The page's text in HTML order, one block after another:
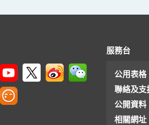
服務台
公用表格
聯絡及支
公開資料
相關網址